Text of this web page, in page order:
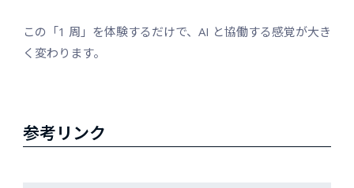
この「1 周」を体験するだけで、AI と協働する感覚が大き
く変わります。
参考リンク